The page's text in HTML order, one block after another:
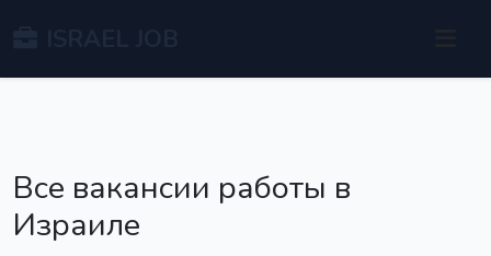
Все вакансии работы в
Израиле